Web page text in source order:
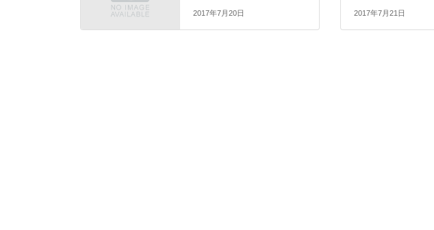
2017年7月20日 2017年7月21日